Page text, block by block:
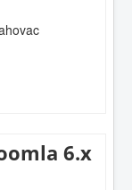
6.x